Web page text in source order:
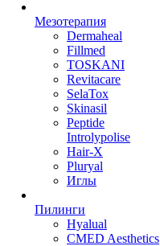
Мезотерапия
Dermaheal
Fillmed
TOSKANI
Revitacare
SelaTox
Skinasil
Peptide
Introlypolise
Hair-X
Pluryal
Иглы
Пилинги
Hyalual
CMED Aesthetics